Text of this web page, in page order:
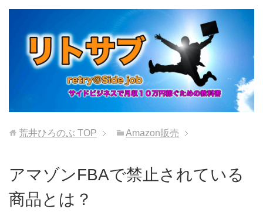
荒井ひろのぶ TOP Amazon販売
アマゾンFBAで禁止されている
商品とは？